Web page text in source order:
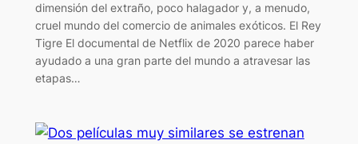
dimensión del extraño, poco halagador y, a menudo,
cruel mundo del comercio de animales exóticos. El Rey
Tigre El documental de Netflix de 2020 parece haber
ayudado a una gran parte del mundo a atravesar las
etapas…